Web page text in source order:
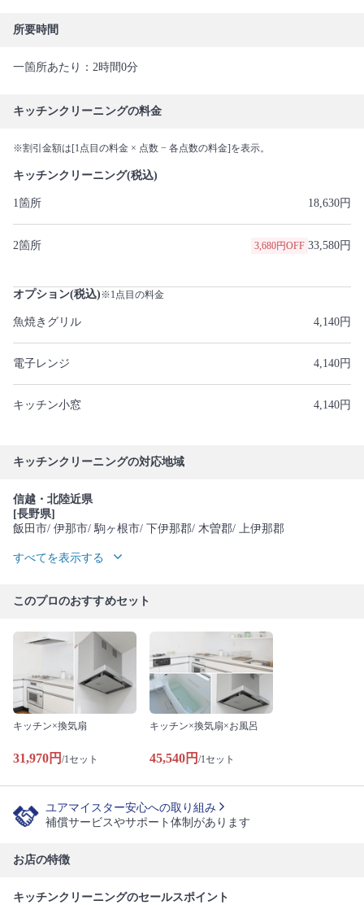
所要時間
一箇所あたり：2時間0分
キッチンクリーニングの料金
※割引金額は[1点目の料金 × 点数 − 各点数の料金]を表示。
キッチンクリーニング(税込)
1箇所 18,630円
2箇所 3,680円OFF 33,580円
オプション(税込)※1点目の料金
魚焼きグリル 4,140円
電子レンジ 4,140円
キッチン小窓 4,140円
キッチンクリーニングの対応地域
信越・北陸近県
[長野県]
飯田市/ 伊那市/ 駒ヶ根市/ 下伊那郡/ 木曽郡/ 上伊那郡
すべてを表示する
このプロのおすすめセット
キッチン×換気扇
31,970円 /1セット
キッチン×換気扇×お風呂
45,540円 /1セット
ユアマイスター安心への取り組み
補償サービスやサポート体制があります
お店の特徴
キッチンクリーニングのセールスポイント